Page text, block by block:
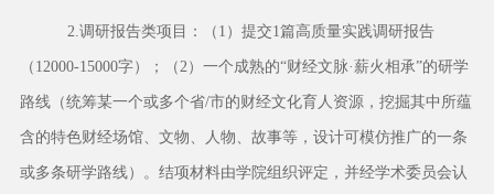
2.调研报告类项目：（1）提交1篇高质量实践调研报告
（12000-15000字）；（2）一个成熟的“财经文脉·薪火相承”的研学
路线（统筹某一个或多个省/市的财经文化育人资源，挖掘其中所蕴
含的特色财经场馆、文物、人物、故事等，设计可模仿推广的一条
或多条研学路线）。结项材料由学院组织评定，并经学术委员会认